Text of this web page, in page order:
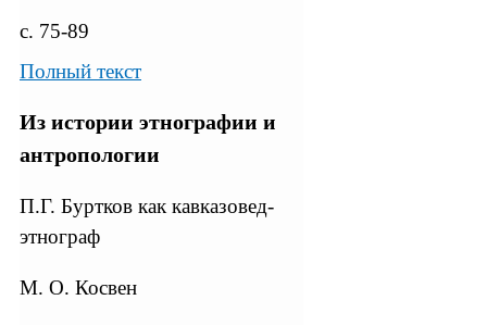
с. 75-89
Полный текст
Из истории этнографии и
антропологии
П.Г. Буртков как кавказовед-
этнограф
М. О. Косвен